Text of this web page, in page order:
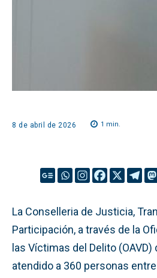
8 de abril de 2026 1 min.
La Conselleria de Justicia,
Participación, a través de la
las Víctimas del Delito (OAVD)
atendido a 360 personas